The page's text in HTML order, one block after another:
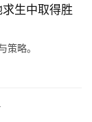
生中取得胜
策略。